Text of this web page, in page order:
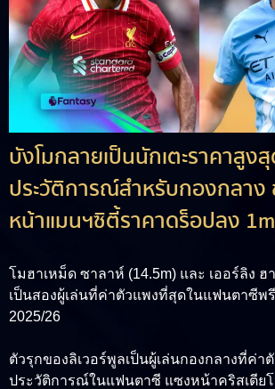
บังโมกลายเป็นนักเตะราคาสูง
ประวัติการณ์สำหรับกองกลา
หน้าแมนฯซิตี้ราคาดร็อปลง 1m
โมฮาเหม็ด ซาลาห์ (14.5m) และ เออร์ลิง ฮ
เป็นสองผู้เล่นที่ค่าตัวแพงที่สุดในแฟนตาซีพ
2025/26
ตัวรุกของลิเวอร์พูลเป็นผู้เล่นกองกลางที่ค่า
ประวัติการณ์ในแฟนตาซี แซงหน้าคริสเตีย